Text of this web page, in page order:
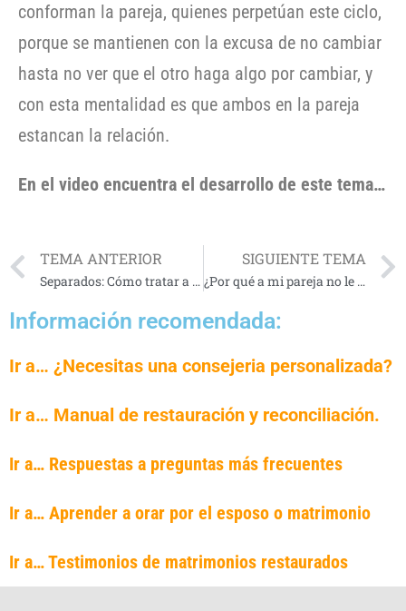
conforman la pareja, quienes perpetúan este ciclo,
porque se mantienen con la excusa de no cambiar
hasta no ver que el otro haga algo por cambiar, y
con esta mentalidad es que ambos en la pareja
estancan la relación.
En el video encuentra el desarrollo de este tema…
TEMA ANTERIOR
Separados: Cómo tratar a tu EX
SIGUIENTE TEMA
¿Por qué a mi pareja no le importa mi dolor?
Información recomendada:
Ir a… ¿Necesitas una consejeria personalizada?
Ir a… Manual de restauración y reconciliación.
Ir a… Respuestas a preguntas más frecuentes
Ir a… Aprender a orar por el esposo o matrimonio
Ir a… Testimonios de matrimonios restaurados